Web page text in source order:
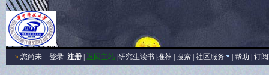
»您尚未 登录 注册| 返回主站| 研究生读书| 推荐| 搜索| 社区服务 帮助 订